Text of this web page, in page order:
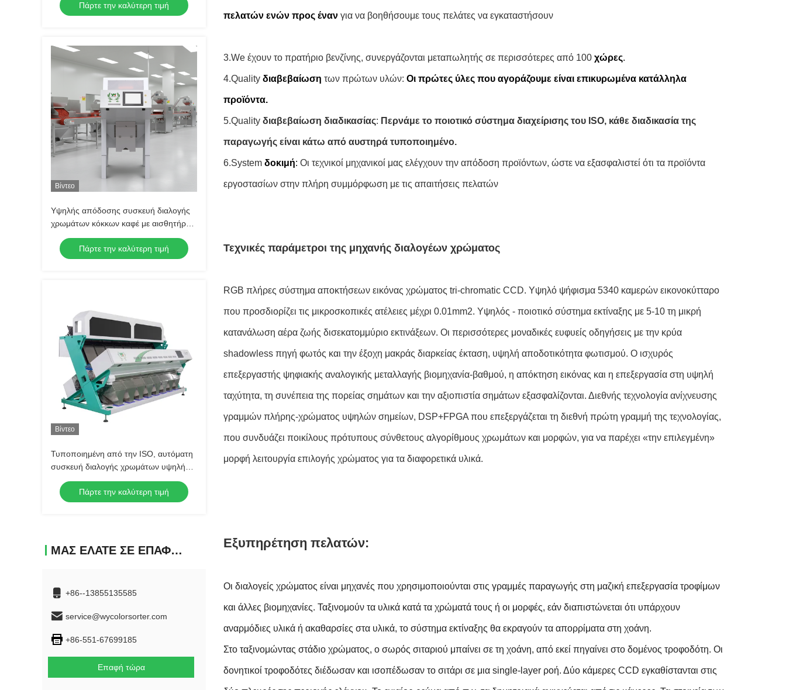
φακές σόγιας Ρεβύθια
Πάρτε την καλύτερη τιμή
Βίντεο
Υψηλής απόδοσης συσκευή διαλογής
χρωμάτων κόκκων καφέ με αισθητήρα
Toshiba CCD της Ιαπωνίας, ακρίβεια
διαλογής ≥99,99% και εγγύηση 2 ετών
Πάρτε την καλύτερη τιμή
Βίντεο
Τυποποιημένη από την ISO, αυτόματη
συσκευή διαλογής χρωμάτων υψηλής
απόδοσης, μαύρα φασόλια, φασόλια
καφέ, φακές, διαλογή χρωμάτων για
πώληση 2026
Πάρτε την καλύτερη τιμή
ΜΑΣ ΕΛΆΤΕ ΣΕ ΕΠΑΦΉ ΜΕ
+86--13855135585
service@wycolorsorter.com
+86-551-67699185
Επαφή τώρα
πελατών ενών προς έναν για να βοηθήσουμε τους πελάτες να εγκαταστήσουν
3.We έχουν το πρατήριο βενζίνης, συνεργάζονται μεταπωλητής σε περισσότερες από 100 χώρες.
4.Quality διαβεβαίωση των πρώτων υλών: Οι πρώτες ύλες που αγοράζουμε είναι επικυρωμένα κατάλληλα
προϊόντα.
5.Quality διαβεβαίωση διαδικασίας: Περνάμε το ποιοτικό σύστημα διαχείρισης του ISO, κάθε διαδικασία της
παραγωγής είναι κάτω από αυστηρά τυποποιημένο.
6.System δοκιμή: Οι τεχνικοί μηχανικοί μας ελέγχουν την απόδοση προϊόντων, ώστε να εξασφαλιστεί ότι τα προϊόντα
εργοστασίων στην πλήρη συμμόρφωση με τις απαιτήσεις πελατών
Τεχνικές παράμετροι της μηχανής διαλογέων χρώματος
RGB πλήρες σύστημα αποκτήσεων εικόνας χρώματος tri-chromatic CCD. Υψηλό ψήφισμα 5340 καμερών εικονοκύτταρο
που προσδιορίζει τις μικροσκοπικές ατέλειες μέχρι 0.01mm2. Υψηλός - ποιοτικό σύστημα εκτίναξης με 5-10 τη μικρή
κατανάλωση αέρα ζωής δισεκατομμύριο εκτινάξεων. Οι περισσότερες μοναδικές ευφυείς οδηγήσεις με την κρύα
shadowless πηγή φωτός και την έξοχη μακράς διαρκείας έκταση, υψηλή αποδοτικότητα φωτισμού. Ο ισχυρός
επεξεργαστής ψηφιακής αναλογικής μεταλλαγής βιομηχανία-βαθμού, η απόκτηση εικόνας και η επεξεργασία στη υψηλή
ταχύτητα, τη συνέπεια της πορείας σημάτων και την αξιοπιστία σημάτων εξασφαλίζονται. Διεθνής τεχνολογία ανίχνευσης
γραμμών πλήρης-χρώματος υψηλών σημείων, DSP+FPGA που επεξεργάζεται τη διεθνή πρώτη γραμμή της τεχνολογίας,
που συνδυάζει ποικίλους πρότυπους σύνθετους αλγορίθμους χρωμάτων και μορφών, για να παρέχει «την επιλεγμένη»
μορφή λειτουργία επιλογής χρώματος για τα διαφορετικά υλικά.
Εξυπηρέτηση πελατών:
Οι διαλογείς χρώματος είναι μηχανές που χρησιμοποιούνται στις γραμμές παραγωγής στη μαζική επεξεργασία τροφίμων
και άλλες βιομηχανίες. Ταξινομούν τα υλικά κατά τα χρώματά τους ή οι μορφές, εάν διαπιστώνεται ότι υπάρχουν
αναρμόδιες υλικά ή ακαθαρσίες στα υλικά, το σύστημα εκτίναξης θα εκραγούν τα απορρίματα στη χοάνη.
Στο ταξινομώντας στάδιο χρώματος, ο σωρός σιταριού μπαίνει σε τη χοάνη, από εκεί πηγαίνει στο δομένος τροφοδότη. Οι
δονητικοί τροφοδότες διέδωσαν και ισοπέδωσαν το σιτάρι σε μια single-layer ροή. Δύο κάμερες CCD εγκαθίστανται στις